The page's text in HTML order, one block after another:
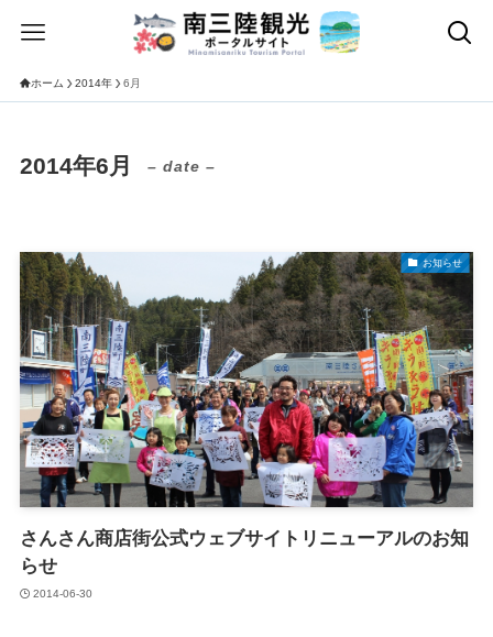
ホーム 2014年 6月
2014年6月 – date –
お知らせ
さんさん商店街公式ウェブサイトリニューアルのお知
らせ
2014-06-30